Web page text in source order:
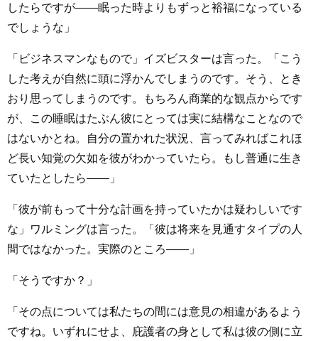
したらですが――眠った時よりもずっと裕福になっている
でしょうな」
「ビジネスマンなもので」イズビスターは言った。「こう
した考えが自然に頭に浮かんでしまうのです。そう、とき
おり思ってしまうのです。もちろん商業的な観点からです
が、この睡眠はたぶん彼にとっては実に結構なことなので
はないかとね。自分の置かれた状況、言ってみればこれほ
ど長い知覚の欠如を彼がわかっていたら。もし普通に生き
ていたとしたら――」
「彼が前もって十分な計画を持っていたかは疑わしいです
な」ワルミングは言った。「彼は将来を見通すタイプの人
間ではなかった。実際のところ――」
「そうですか？」
「その点については私たちの間には意見の相違があるよう
ですね。いずれにせよ、庇護者の身として私は彼の側に立